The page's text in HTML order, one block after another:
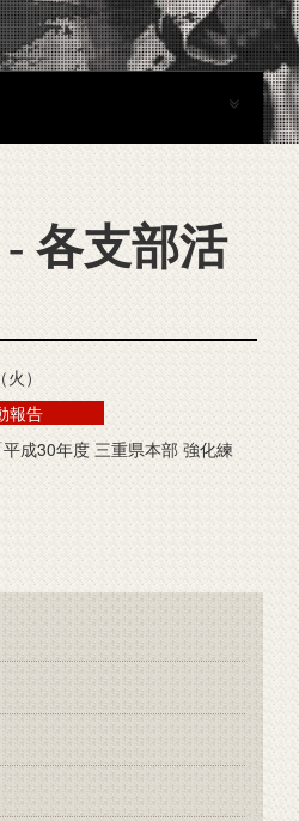
各支部活
火）
報告
成30年度 三重県本部 強化練